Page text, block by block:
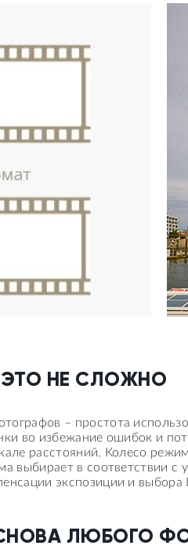
НЕ СЛОЖНО
– простота
во избежание ошибок и
расстояний. Колесо
выбирает в соответствии
экспозиции и выбора
ЛЮБОГО